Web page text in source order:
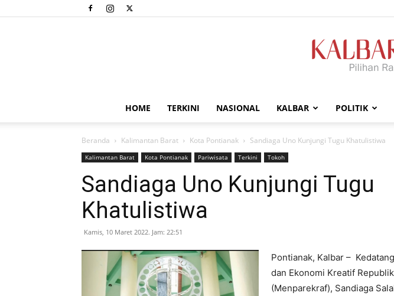
HOME TERKINI NASIONAL KALBAR POLITIK
Beranda Kalimantan Barat Kota Pontianak Sandiaga Uno Kunjungi Tugu Khatulistiwa
Kalimantan Barat Kota Pontianak Pariwisata Terkini Tokoh
Sandiaga Uno Kunjungi Tugu
Khatulistiwa
Kamis, 10 Maret 2022. Jam: 22:51
Pontianak, Kalbar –
dan Ekonomi Kreatif
(Menparekraf), Sandiaga